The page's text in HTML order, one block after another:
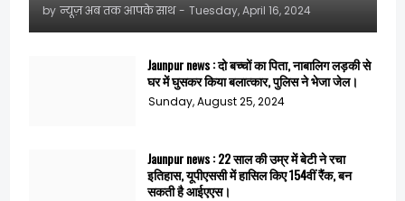
by न्यूज़ अब तक आपके साथ - Tuesday, April 16, 2024
Jaunpur news : दो बच्चों का पिता, नाबालिग लड़की से
घर में घुसकर किया बलात्कार, पुलिस ने भेजा जेल।
Sunday, August 25, 2024
Jaunpur news : 22 साल की उम्र में बेटी ने रचा
इतिहास, यूपीएससी में हासिल किए 154वीं रैंक, बन
सकती है आईएएस।